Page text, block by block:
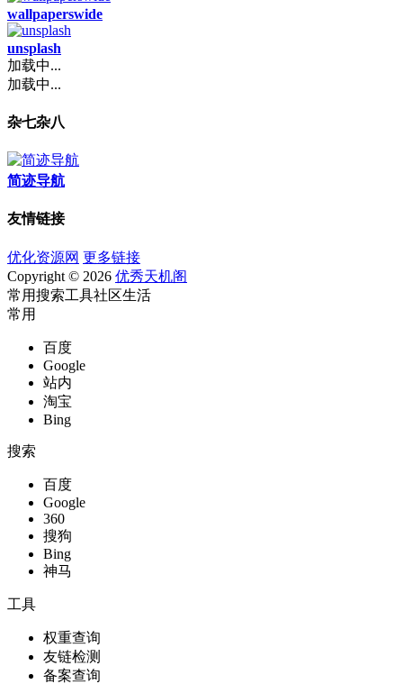
wallpaperswide
unsplash
加载中...
加载中...
杂七杂八
简迹导航
友情链接
优化资源网 更多链接
Copyright © 2026 优秀天机阁
常用搜索工具社区生活
常用
百度
Google
站内
淘宝
Bing
搜索
百度
Google
360
搜狗
Bing
神马
工具
权重查询
友链检测
备案查询